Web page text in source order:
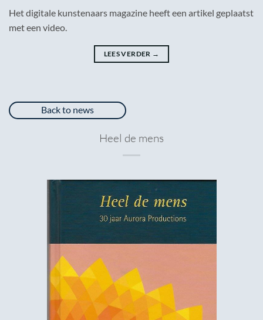
Het digitale kunstenaars magazine heeft een artikel geplaatst
met een video.
LEES VERDER →
Back to news
Heel de mens